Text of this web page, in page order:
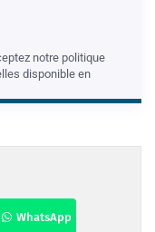
notre politique
disponible en
WhatsApp